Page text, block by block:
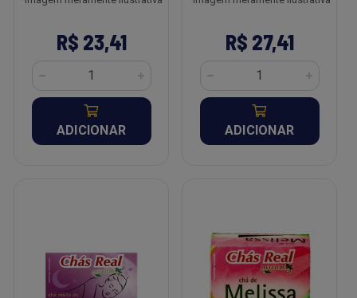
R$ 23,41
ADICIONAR
R$ 27,41
ADICIONAR